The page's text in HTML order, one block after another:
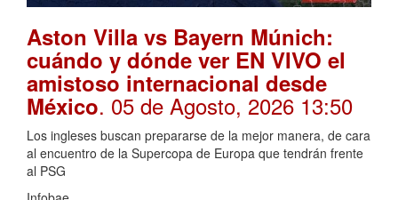
Aston Villa vs Bayern Múnich:
cuándo y dónde ver EN VIVO el
amistoso internacional desde
México. 05 de Agosto, 2026 13:50
Los ingleses buscan prepararse de la mejor manera, de cara
al encuentro de la Supercopa de Europa que tendrán frente
al PSG